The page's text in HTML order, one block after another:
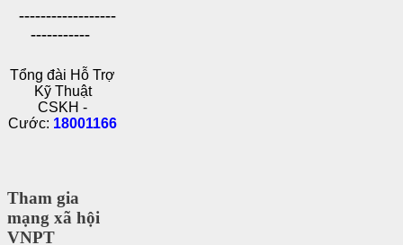
------------------
-----------
Tổng đài Hỗ Trợ
Kỹ Thuật
CSKH -
Cước: 18001166
Tham gia
mạng xã hội
VNPT